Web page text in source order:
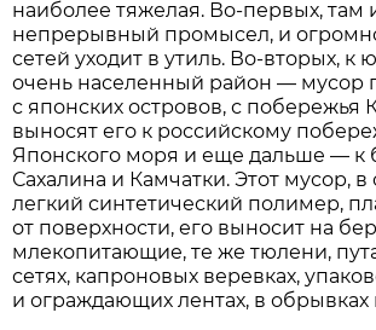
наиболее тяжелая. Во-первых, там
непрерывный промысел, и
сетей уходит в утиль. Во-вторых, к
очень населенный район — мусор
с японских островов, с побережья
выносят его к российскому
Японского моря и еще дальше — к
Сахалина и Камчатки. Этот мусор,
легкий синтетический полимер,
от поверхности, его выносит на
млекопитающие, те же тюлени,
сетях, капроновых веревках,
и ограждающих лентах, в обрывках